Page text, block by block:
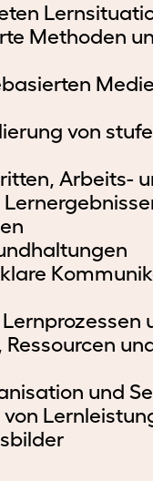
Methoden
von
Arbeits-
und